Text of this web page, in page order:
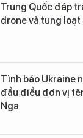
Trung Quốc đáp
drone và tung
Tình báo Ukraine
đầu điều đơn vị
Nga